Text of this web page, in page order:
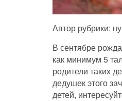
Автор рубрики:
В сентябре
как минимум 5
родители таких
дедушек этого
детей,